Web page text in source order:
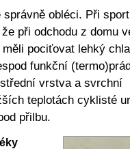
obléci. Při
při odchodu z domu
pociťovat lehký
funkční
vrstva a svrchní
teplotách cyklisté
přilbu.